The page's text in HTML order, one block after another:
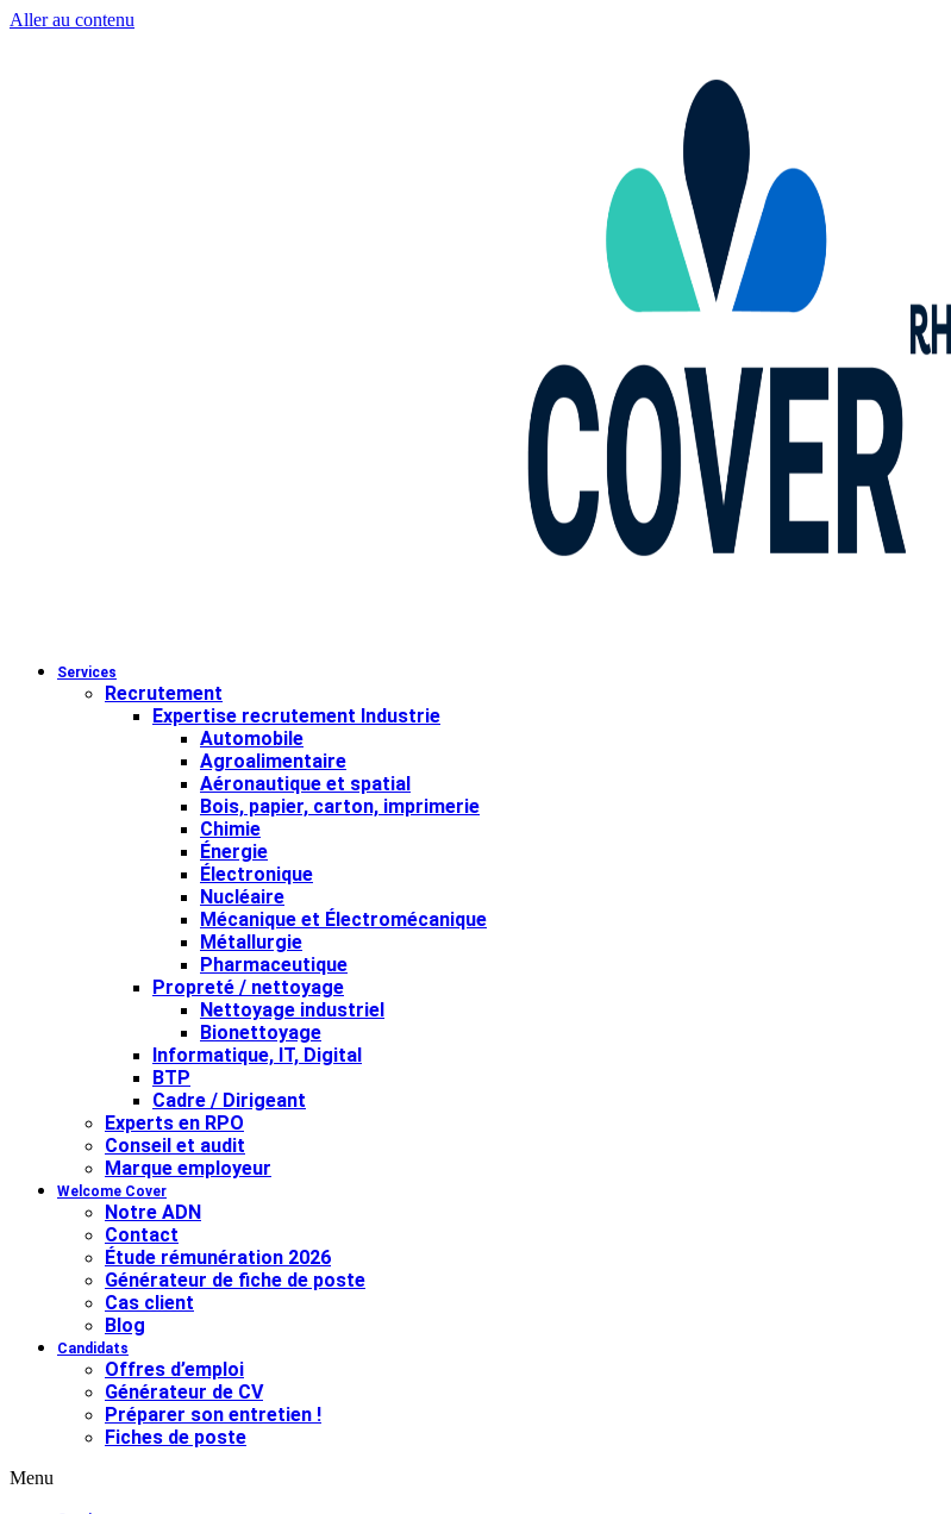
Aller au contenu
Services
Recrutement
Expertise recrutement Industrie
Automobile
Agroalimentaire
Aéronautique et spatial
Bois, papier, carton, imprimerie
Chimie
Énergie
Électronique
Nucléaire
Mécanique et Électromécanique
Métallurgie
Pharmaceutique
Propreté / nettoyage
Nettoyage industriel
Bionettoyage
Informatique, IT, Digital
BTP
Cadre / Dirigeant
Experts en RPO
Conseil et audit
Marque employeur
Welcome Cover
Notre ADN
Contact
Étude rémunération 2026
Générateur de fiche de poste
Cas client
Blog
Candidats
Offres d’emploi
Générateur de CV
Préparer son entretien !
Fiches de poste
Menu